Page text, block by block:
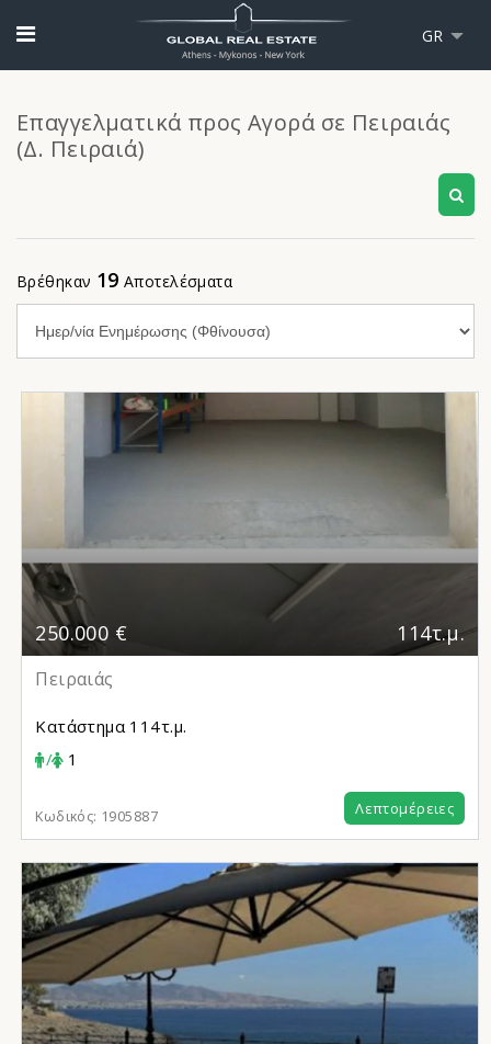
GR
Επαγγελματικά προς Αγορά σε Πειραιάς
(Δ. Πειραιά)
Βρέθηκαν 19 Αποτελέσματα
250.000 € 114τ.μ.
Πειραιάς
Κατάστημα 114τ.μ.
/
1
Κωδικός: 1905887 Λεπτομέρειες